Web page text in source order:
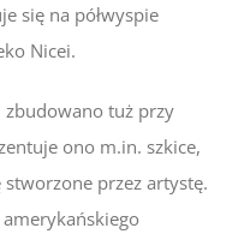
się na półwyspie
Nicei.
zbudowano tuż przy
ono m.in. szkice,
przez artystę.